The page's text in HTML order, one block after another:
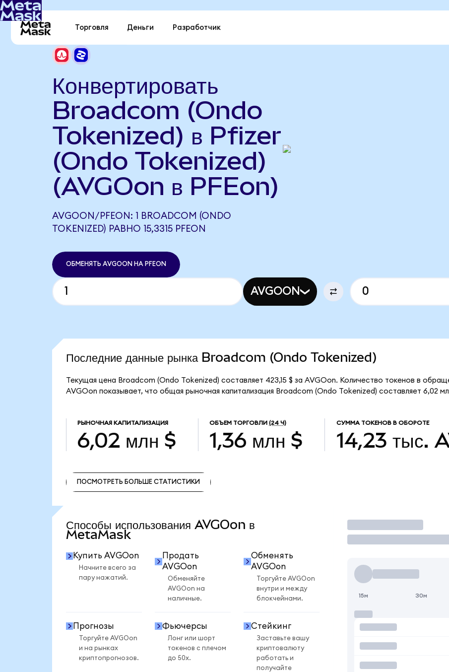
Торговля Деньги Разработчик
Конвертировать
Broadcom (Ondo
Tokenized) в Pfizer
(Ondo Tokenized)
(AVGOon в PFEon)
AVGOON/PFEON: 1 BROADCOM (ONDO
TOKENIZED) РАВНО 15,3315 PFEON
ОБМЕНЯТЬ AVGOON НА PFEON
AVGOON
Последние данные рынка Broadcom (Ondo Tokenized)
Текущая цена Broadcom (Ondo Tokenized) составляет 423,15 $ за AVGOon. Количество токенов в
AVGOon показывает, что общая рыночная капитализация Broadcom (Ondo Tokenized) составляет 6,02
РЫНОЧНАЯ КАПИТАЛИЗАЦИЯ
6,02 млн $
ОБЪЕМ ТОРГОВЛИ (24 Ч)
1,36 млн $
СУММА ТОКЕНОВ В ОБОРОТЕ
14,23 тыс.
ПОСМОТРЕТЬ БОЛЬШЕ СТАТИСТИКИ
Способы использования AVGOon в
MetaMask
Купить AVGOon
Начните всего за
пару нажатий.
Продать
AVGOon
Обменяйте
AVGOon на
наличные.
Обменять
AVGOon
Торгуйте AVGOon
внутри и между
блокчейнами.
Прогнозы
Торгуйте AVGOon
и на рынках
криптопрогнозов.
Фьючерсы
Лонг или шорт
токенов с плечом
до 50x.
Стейкинг
Заставьте вашу
криптовалюту
работать и
получайте
Торговать
15м 30м